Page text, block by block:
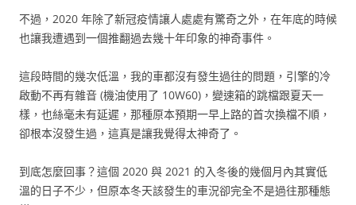
不過，2020 年除了新冠疫情讓人處處有驚奇之外，在年底的時候
也讓我遭遇到一個推翻過去幾十年印象的神奇事件。
這段時間的幾次低溫，我的車都沒有發生過往的問題，引擎的冷
啟動不再有雜音 (機油使用了 10W60)，變速箱的跳檔跟夏天一
樣，也絲毫未有延遲，那種原本預期一早上路的首次換檔不順，
卻根本沒發生過，這真是讓我覺得太神奇了。
到底怎麼回事？這個 2020 與 2021 的入冬後的幾個月內其實低
溫的日子不少，但原本冬天該發生的車況卻完全不是過往那種態